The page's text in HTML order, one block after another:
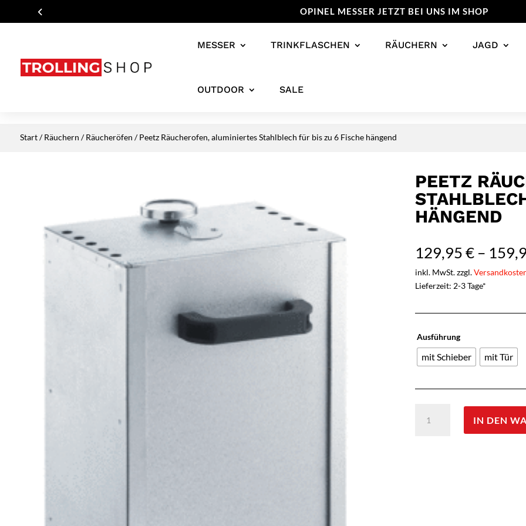
OPINEL MESSER JETZT BEI UNS IM SHOP
MESSER TRINKFLASCHEN RÄUCHERN JAGD
OUTDOOR SALE
Start/Räuchern /Räucheröfen / Peetz Räucherofen, aluminiertes Stahlblech für bis zu 6 Fische hängend
PEETZ
HÄNGEND
129,95€ –
inkl. MwSt. zzgl.
Lieferzeit: 2-3 Tage*
Ausführung
mit Schieber mit Tür
Räucherofen,
IN DEN